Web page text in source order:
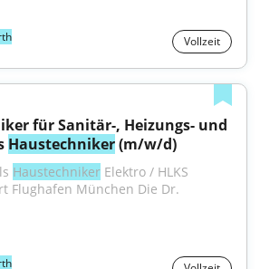
Vollzeit
für Sanitär-, Heizungs- und
Haustechniker (m/w/d)
Haustechniker Elektro / HLKS
Flughafen München Die Dr.